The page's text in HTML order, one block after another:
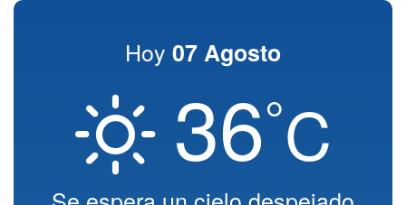
Hoy 07 Agosto
36°C